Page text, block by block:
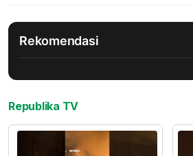
Rekomendasi
Republika TV